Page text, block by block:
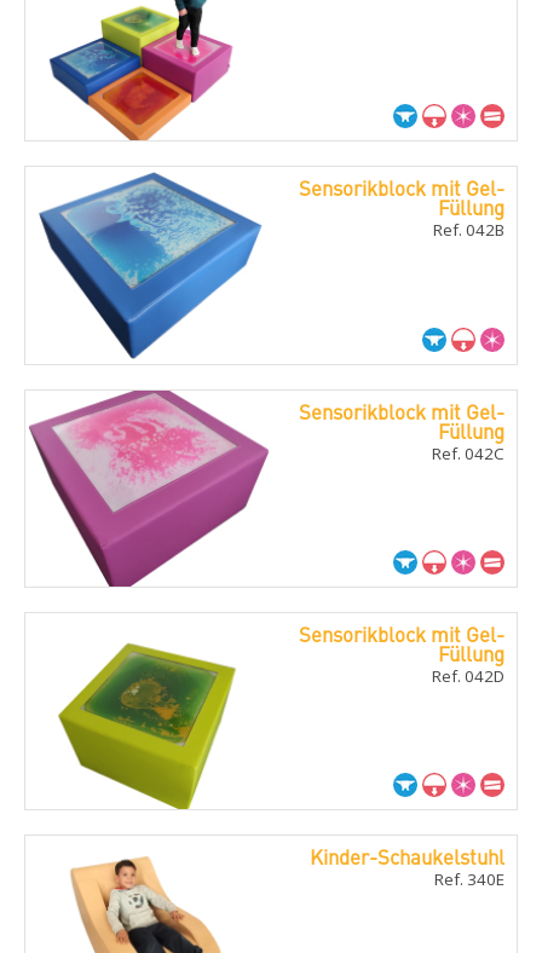
Sensorikblock mit Gel-
Füllung
Ref. 042B
Sensorikblock mit Gel-
Füllung
Ref. 042C
Sensorikblock mit Gel-
Füllung
Ref. 042D
Kinder-Schaukelstuhl
Ref. 340E